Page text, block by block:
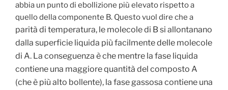
abbia un punto di ebollizione più elevato rispetto a
quello della componente B. Questo vuol dire che a
parità di temperatura, le molecole di B si allontanano
dalla superficie liquida più facilmente delle molecole
di A. La conseguenza è che mentre la fase liquida
contiene una maggiore quantità del composto A
(che è più alto bollente), la fase gassosa contiene una